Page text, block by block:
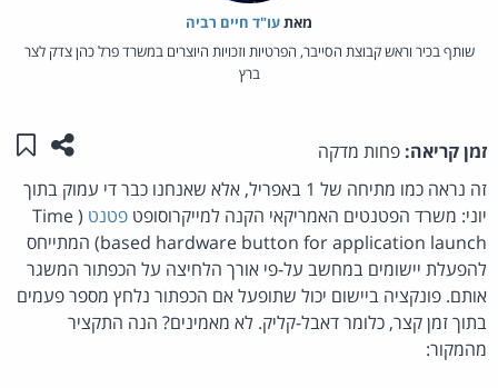
מאת‏עו"ד חיים רביה
שותף בכיר וראש קבוצת הסייבר, הפרטיות וזכויות היוצרים במשרד פרל כהן צדק לצר
ברץ
זמן קריאה: פחות מדקה שתפו
זה נראה כמו מתיחה של 1 באפריל, אלא שאנחנו כבר די עמוק בתוך
יוני: משרד הפטנטים האמריקאי הקנה למייקרוסופט פטנט
( Time
based hardware button for application launch) המתייחס
להפעלת יישומים במחשב על-פי אורך הלחיצה על הכפתור המשגר
אותם. פונקציה ביישום יכול שתופעל אם הכפתור נלחץ מספר פעמים
בתוך זמן קצר, כלומר דאבל-קליק. לא מאמינים? הנה התקציר
מהמקור: